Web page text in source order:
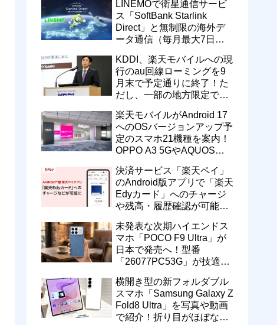
でも発売予定
LINEMOで衛星通信サービ
ス「SoftBank Starlink
Direct」と無制限の海外デ
ータ通信（毎月最大7日
から利用可能
KDDI、楽天モバイルへの現
行のau回線ローミングを9
月末で予定通りに終了！た
だし、一部の地方限定では
維持に協力へ
楽天モバイルがAndroid 17
へのOSバージョンアップ予
定のスマホ21機種を案内！
OPPO A3 5GやAQUOS
対象
決済サービス「楽天ペイ」
のAndroid版アプリで「楽天
Edyカード」へのチャージ
や残高・履歴確認が可能
交換なども
未発表な次期ハイエンドス
マホ「POCO F9 Ultra」が
日本で発売へ！型番
「26077PC53G」が技適通
テリー搭載に
横開き型の新フォルダブル
スマホ「Samsung Galaxy Z
Fold8 Ultra」を写真や動画
で紹介！折り目がほぼない